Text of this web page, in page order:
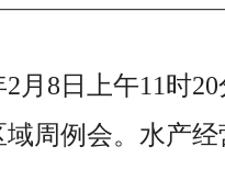
2月8日上午11时
域周例会。水产